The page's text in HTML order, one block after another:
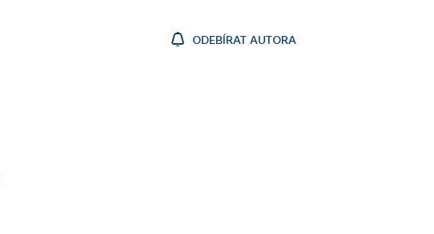
ODEBÍRAT AUTORA